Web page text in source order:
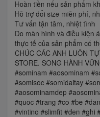
Hoàn tiền nếu sản phẩm
Hỗ trợ đổi size miễn phí,
Tư vấn tận tâm, nhiệt tình
Do màn hình và điều kiện
thực tế của sản phẩm có
CHÚC CÁC ANH LUÔN
STORE. SONG HÀNH
#sominam #aosominam
#somisoc #somidaitay
#aosominamdep
#quoc #trang #co #be
#vintino #slimfit #den #ghi